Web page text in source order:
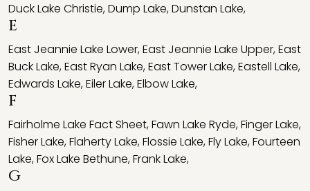
Duck Lake Christie,Dump Lake,Dunstan Lake,
E
East Jeannie Lake Lower,East Jeannie Lake Upper,East
Buck Lake,East Ryan Lake,East Tower Lake,Eastell Lake,
Edwards Lake,Eiler Lake,Elbow Lake,
F
Fairholme Lake Fact Sheet,Fawn Lake Ryde,Finger Lake,
Fisher Lake,Flaherty Lake,Flossie Lake,Fly Lake,Fourteen
Lake,Fox Lake Bethune,Frank Lake,
G